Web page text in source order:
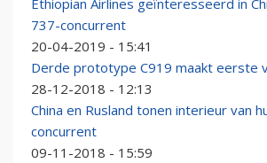
Ethiopian Airlines geïnteresseerd in
737-concurrent
20-04-2019 - 15:41
Derde prototype C919 maakt eerste
28-12-2018 - 12:13
China en Rusland tonen interieur van
concurrent
09-11-2018 - 15:59